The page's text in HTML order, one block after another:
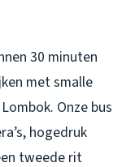
30 minuten
met smalle
Onze bus
hogedruk
tweede rit